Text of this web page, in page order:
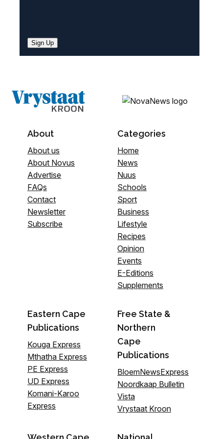
Sign Up
About
About us
About Novus
Advertise
FAQs
Contact
Newsletter
Subscribe
Categories
Home
News
Nuus
Schools
Sport
Business
Lifestyle
Recipes
Opinion
Events
E-Editions
Supplements
Eastern Cape
Publications
Kouga Express
Mthatha Express
PE Express
UD Express
Komani-Karoo
Express
Free State &
Northern
Cape
Publications
BloemNewsExpress
Noordkaap Bulletin
Vista
Vrystaat Kroon